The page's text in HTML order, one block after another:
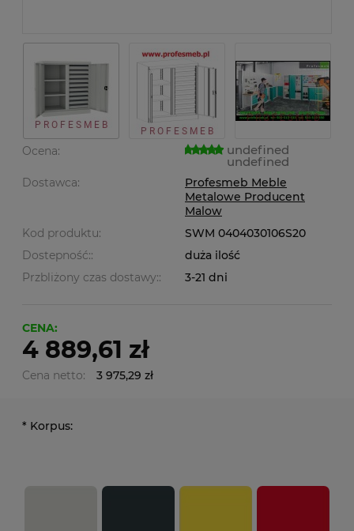
Ocena: undefined
undefined
Dostawca:
Profesmeb Meble
Metalowe Producent
Malow
Kod produktu:
SWM 0404030106S20
Dostepność::
duża ilość
Przbliżony czas dostawy::
3-21 dni
CENA:
4 889,61 zł
Cena netto: 3 975,29 zł
* Korpus: